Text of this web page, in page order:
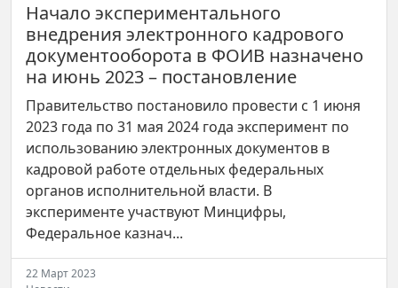
Начало экспериментального
внедрения электронного кадрового
документооборота в ФОИВ назначено
на июнь 2023 – постановление
Правительство постановило провести с 1 июня
2023 года по 31 мая 2024 года эксперимент по
использованию электронных документов в
кадровой работе отдельных федеральных
органов исполнительной власти. В
эксперименте участвуют Минцифры,
Федеральное казнач...
22 Март 2023